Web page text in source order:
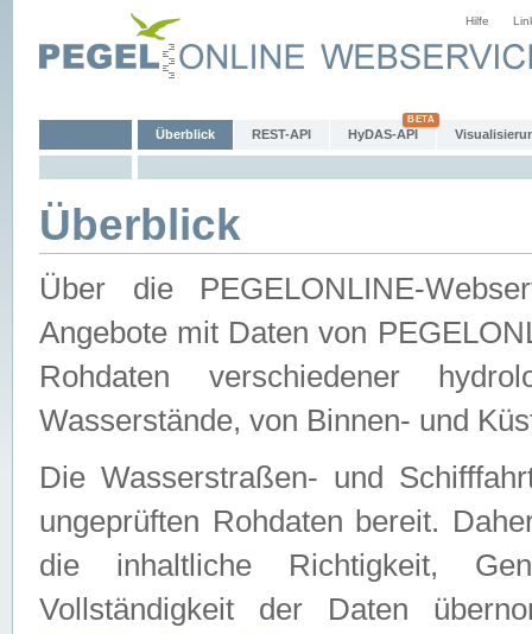
Hilfe
Überblick REST-API HyDAS-API
Überblick
Über die PEGELONLINE-
Angebote mit Daten von
Rohdaten verschiedener
Wasserstände, von Binnen- und
Die Wasserstraßen- und
ungeprüften Rohdaten bereit.
die inhaltliche Richtigkeit,
Vollständigkeit der Daten